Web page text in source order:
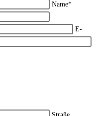
Name*
E-